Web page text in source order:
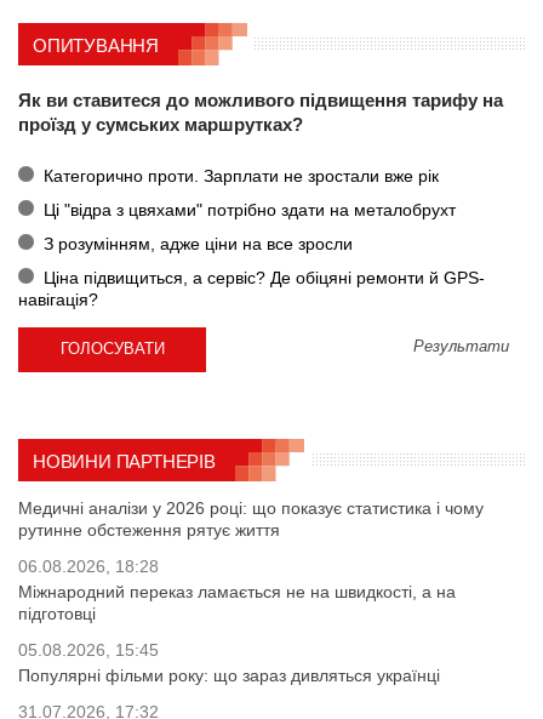
ОПИТУВАННЯ
Як ви ставитеся до можливого підвищення тарифу на
проїзд у сумських маршрутках?
Категорично проти. Зарплати не зростали вже рік
Ці "відра з цвяхами" потрібно здати на металобрухт
З розумінням, адже ціни на все зросли
Ціна підвищиться, а сервіс? Де обіцяні ремонти й GPS-
навігація?
Результати
НОВИНИ ПАРТНЕРІВ
Медичні аналізи у 2026 році: що показує статистика і чому
рутинне обстеження рятує життя
06.08.2026, 18:28
Міжнародний переказ ламається не на швидкості, а на
підготовці
05.08.2026, 15:45
Популярні фільми року: що зараз дивляться українці
31.07.2026, 17:32